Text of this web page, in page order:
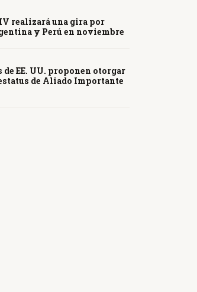
realizará una gira por
y Perú en noviembre
de EE. UU. proponen otorgar
de Aliado Importante